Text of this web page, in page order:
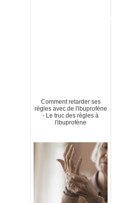
Comment retarder ses
règles avec de l'ibuprofène
- Le truc des règles à
l'ibuprofène